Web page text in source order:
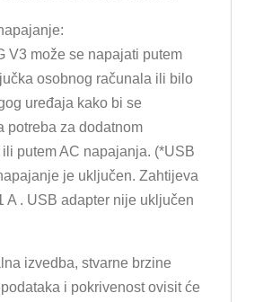
V3 može se napajati putem
osobnog računala ili bilo
uređaja kako bi se
potreba za dodatnom
putem AC napajanja. (*USB
je uključen. Zahtijeva
A . USB adapter nije uključen
izvedba, stvarne brzine
i pokrivenost ovisit će